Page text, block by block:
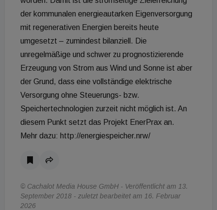
der kommunalen energieautarken Eigenversorgung
mit regenerativen Energien bereits heute
umgesetzt – zumindest bilanziell. Die
unregelmäßige und schwer zu prognostizierende
Erzeugung von Strom aus Wind und Sonne ist aber
der Grund, dass eine vollständige elektrische
Versorgung ohne Steuerungs- bzw.
Speichertechnologien zurzeit nicht möglich ist. An
diesem Punkt setzt das Projekt EnerPrax an.
Mehr dazu: http://energiespeicher.nrw/
© Cachalot Media House GmbH - Veröffentlicht am 13.
September 2018 - zuletzt bearbeitet am 16. Februar
2026